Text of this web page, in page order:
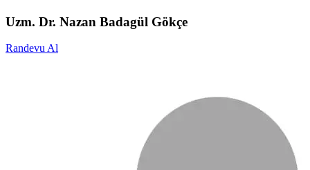
Uzm. Dr. Nazan Badagül Gökçe
Randevu Al